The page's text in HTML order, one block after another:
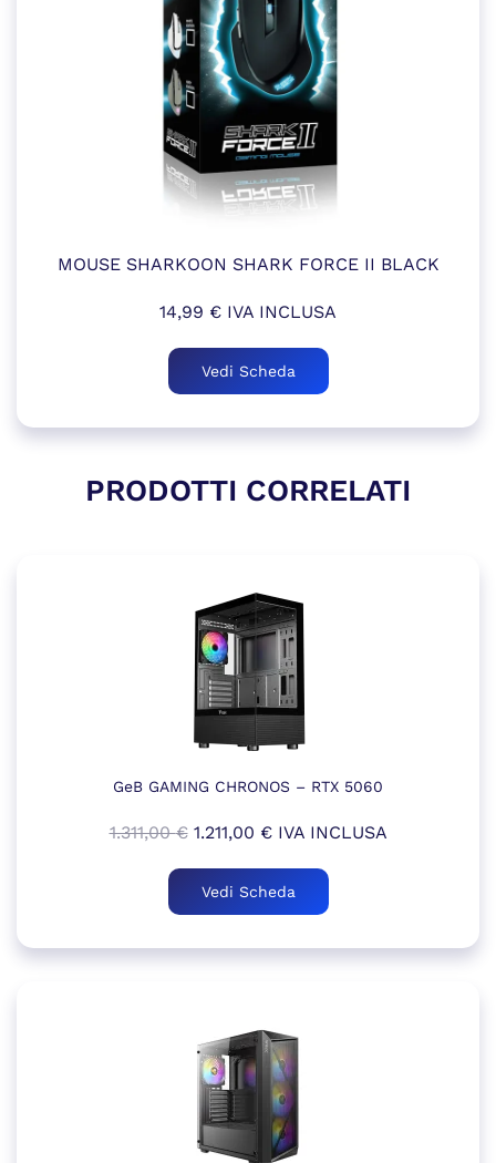
MOUSE SHARKOON SHARK FORCE II BLACK
14,99 € IVA INCLUSA
Vedi Scheda
PRODOTTI CORRELATI
GeB GAMING CHRONOS – RTX 5060
1.311,00€ Il
originale
era:
1.211,00 €Il
attuale
è:
IVA INCLUSA
Vedi Scheda